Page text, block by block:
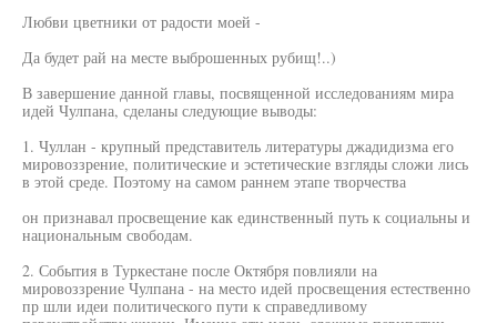
Любви цветники от радости моей -
Да будет рай на месте выброшенных рубищ!..)
В завершение данной главы, посвященной исследованиям мира
идей Чулпана, сделаны следующие выводы:
1. Чуллан - крупный представитель литературы джадидизма его
мировоззрение, политические и эстетические взгляды сложи лись
в этой среде. Поэтому на самом раннем этапе творчества
он признавал просвещение как единственный путь к социальны и
национальным свободам.
2. События в Туркестане после Октября повлияли на
мировоззрение Чулпана - на место идей просвещения естественно
пр шли идеи политического пути к справедливому